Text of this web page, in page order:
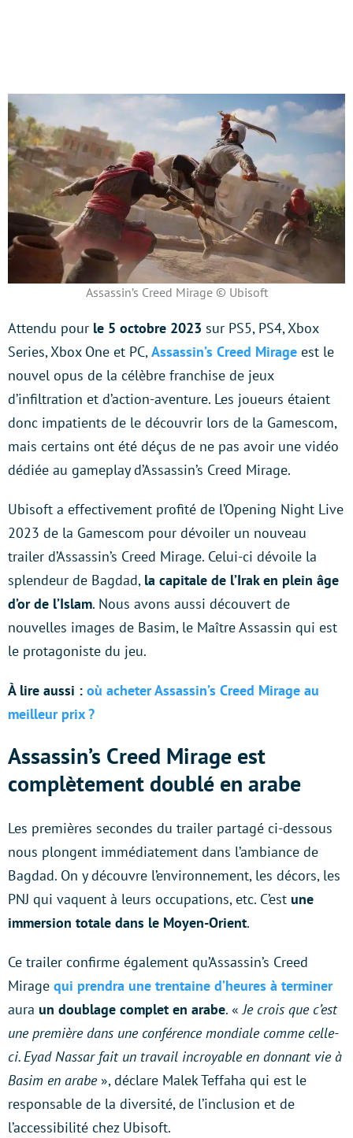
Assassin’s Creed Mirage © Ubisoft
Attendu pour le 5 octobre 2023 sur PS5, PS4, Xbox
Series, Xbox One et PC,Assassin’s Creed Mirage est le
nouvel opus de la célèbre franchise de jeux
d’infiltration et d’action-aventure. Les joueurs étaient
donc impatients de le découvrir lors de la Gamescom,
mais certains ont été déçus de ne pas avoir une vidéo
dédiée au gameplay d’Assassin’s Creed Mirage.
Ubisoft a effectivement profité de l’Opening Night Live
2023 de la Gamescom pour dévoiler un nouveau
trailer d’Assassin’s Creed Mirage. Celui-ci dévoile la
splendeur de Bagdad, la capitale de l’Irak en plein âge
d’or de l’Islam. Nous avons aussi découvert de
nouvelles images de Basim, le Maître Assassin qui est
le protagoniste du jeu.
À lire aussi : où acheter Assassin’s Creed Mirage au
meilleur prix ?
Assassin’s Creed Mirage est
complètement doublé en arabe
Les premières secondes du trailer partagé ci-dessous
nous plongent immédiatement dans l’ambiance de
Bagdad. On y découvre l’environnement, les décors, les
PNJ qui vaquent à leurs occupations, etc. C’est une
immersion totale dans le Moyen-Orient.
Ce trailer confirme également qu’Assassin’s Creed
Mirage qui prendra une trentaine d’heures à terminer
aura un doublage complet en arabe. «Je crois que c’est
une première dans une conférence mondiale comme celle-
ci. Eyad Nassar fait un travail incroyable en donnant vie à
Basim en arabe», déclare Malek Teffaha qui est le
responsable de la diversité, de l’inclusion et de
l’accessibilité chez Ubisoft.